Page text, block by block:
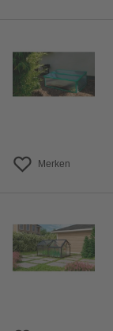
Merken